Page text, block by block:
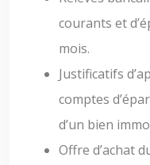
courants et
mois.
Justificatifs
comptes
d’un bien
Offre d’achat